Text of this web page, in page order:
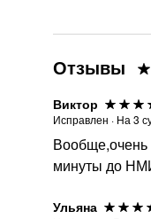
Отзывы
Виктор
Исправлен · На 3
минуты до
Ульяна